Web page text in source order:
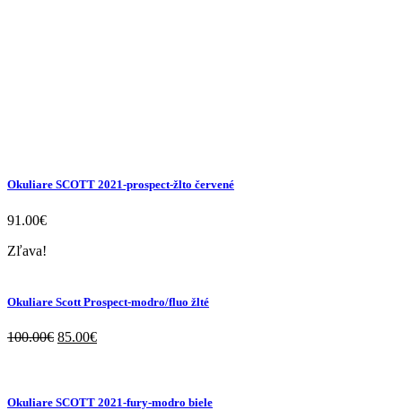
Okuliare SCOTT 2021-prospect-žlto červené
91.00€
Zľava!
Okuliare Scott Prospect-modro/fluo žlté
100.00€ 85.00€
Okuliare SCOTT 2021-fury-modro biele